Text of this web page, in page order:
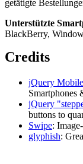
getätigte
Unterstützte
BlackBerry,
Credits
jQuery Mobile
Smartphones
jQuery
buttons to
Swipe:
glyphish: